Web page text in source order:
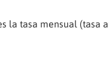
la tasa mensual (tasa